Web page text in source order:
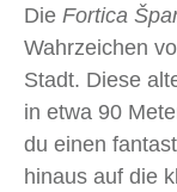
Die Fortica
Wahrzeichen
Stadt. Diese
in etwa 90
du einen
hinaus auf die